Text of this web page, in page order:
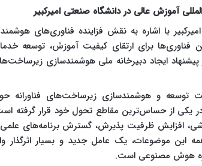
آموزش عالی در دانشگاه صنعتی امیرکبیر
با اشاره به نقش فزاینده فناوری‌های
برای ارتقای کیفیت آموزش، توسعه
ایجاد دبیرخانه ملی هوشمندسازی
توسعه و هوشمندسازی زیرساخت‌های فناورانه
در یکی از حساس‌ترین مقاطع تحول خود قرار گرفته
افزایش ظرفیت پذیرش، گسترش برنامه‌های
همه این موضوعات، یک عامل جدید و بسیار اثرگذار
هوش مصنوعی است.